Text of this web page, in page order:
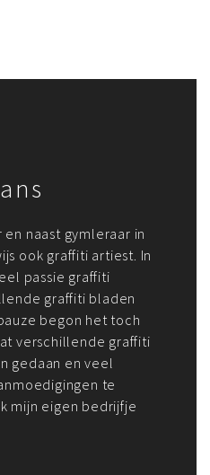
naast gymleraar in
ook graffiti artiest. In
passie graffiti
graffiti bladen
begon het toch
verschillende graffiti
gedaan en veel
te
mijn eigen bedrijfje